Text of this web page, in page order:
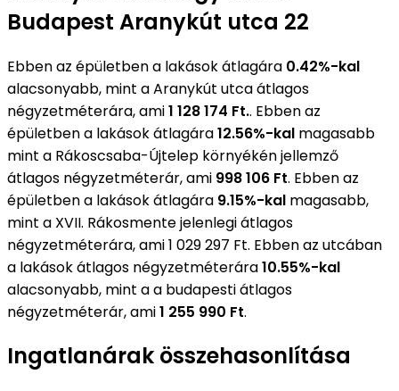
Budapest Aranykút utca 22
Ebben az épületben a lakások átlagára 0.42%-kal
alacsonyabb, mint a Aranykút utca átlagos
négyzetméterára, ami1 128 174 Ft.. Ebben az
épületben a lakások átlagára12.56%-kal magasabb
mint a Rákoscsaba-Újtelep környékén jellemző
átlagos négyzetméterár, ami 998 106 Ft. Ebben az
épületben a lakások átlagára 9.15%-kal magasabb,
mint a XVII. Rákosmente jelenlegi átlagos
négyzetméterára, ami 1 029 297 Ft. Ebben az utcában
a lakások átlagos négyzetméterára10.55%-kal
alacsonyabb, mint a a budapesti átlagos
négyzetméterár, ami1 255 990 Ft.
Ingatlanárak összehasonlítása